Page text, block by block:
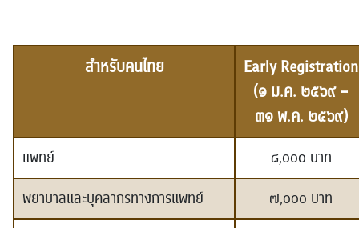
สำหรับคนไทย
Early Registration
(๑ ม.ค. ๒๕๖๙ –
๓๑ พ.ค. ๒๕๖๙)
แพทย์
๘,๐๐๐ บาท
พยาบาลและบุคลากรทางการแพทย์
๗,๐๐๐ บาท